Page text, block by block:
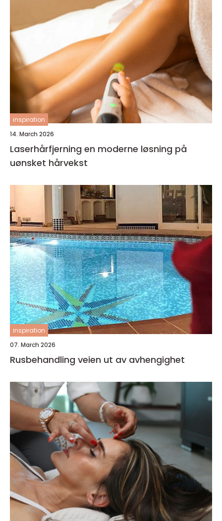
inspiration
14. March 2026
Laserhårfjerning en moderne løsning på
uønsket hårvekst
inspiration
07. March 2026
Rusbehandling veien ut av avhengighet